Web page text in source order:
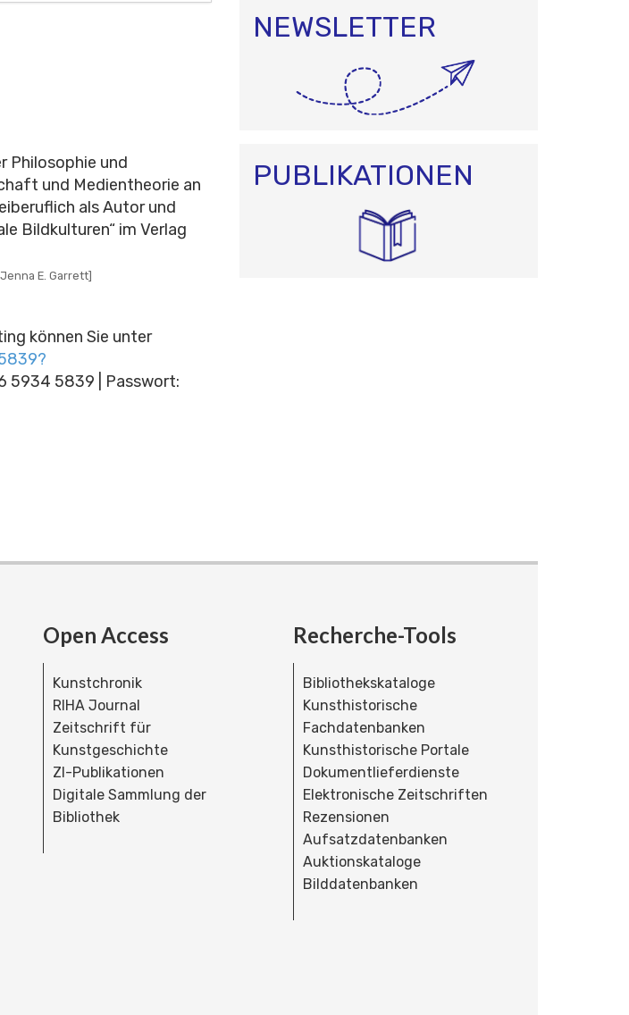
Philosophie und
und Medientheorie an
als Autor und
Bildkulturen“ im Verlag
E. Garrett]
können Sie unter
5934 5839 | Passwort:
NEWSLETTER
PUBLIKATIONEN
Open Access
Kunstchronik
RIHA Journal
Zeitschrift für
Kunstgeschichte
ZI-Publikationen
Digitale Sammlung der
Bibliothek
Recherche-Tools
Bibliothekskataloge
Kunsthistorische
Fachdatenbanken
Kunsthistorische Portale
Dokumentlieferdienste
Elektronische Zeitschriften
Rezensionen
Aufsatzdatenbanken
Auktionskataloge
Bilddatenbanken